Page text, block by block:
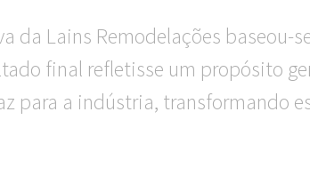
da Lains Remodelações baseou-
final refletisse um propósito
para a indústria, transformando